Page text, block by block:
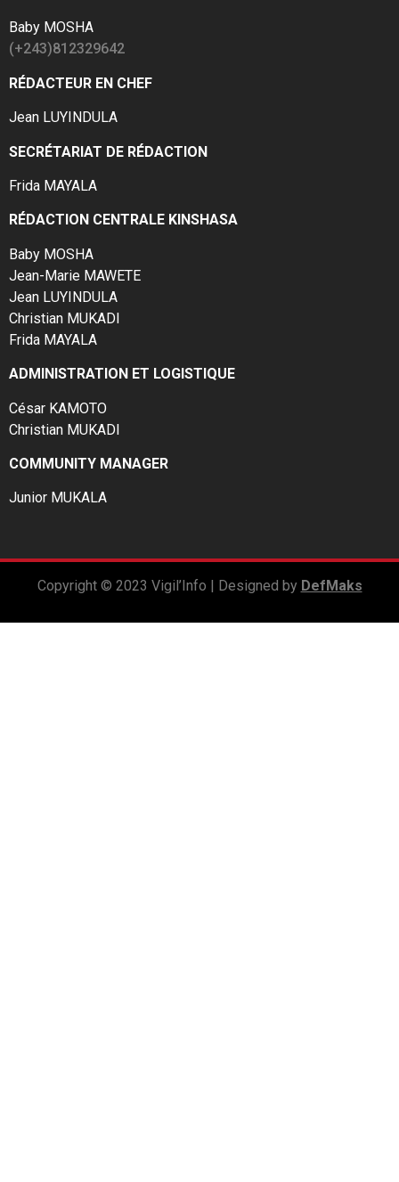
Baby MOSHA
(+243)812329642
RÉDACTEUR EN CHEF
Jean LUYINDULA
SECRÉTARIAT DE RÉDACTION
Frida MAYALA
RÉDACTION CENTRALE KINSHASA
Baby MOSHA
Jean-Marie MAWETE
Jean LUYINDULA
Christian MUKADI
Frida MAYALA
ADMINISTRATION ET LOGISTIQUE
César KAMOTO
Christian MUKADI
COMMUNITY MANAGER
Junior MUKALA
Copyright © 2023 Vigil’Info | Designed by DefMaks